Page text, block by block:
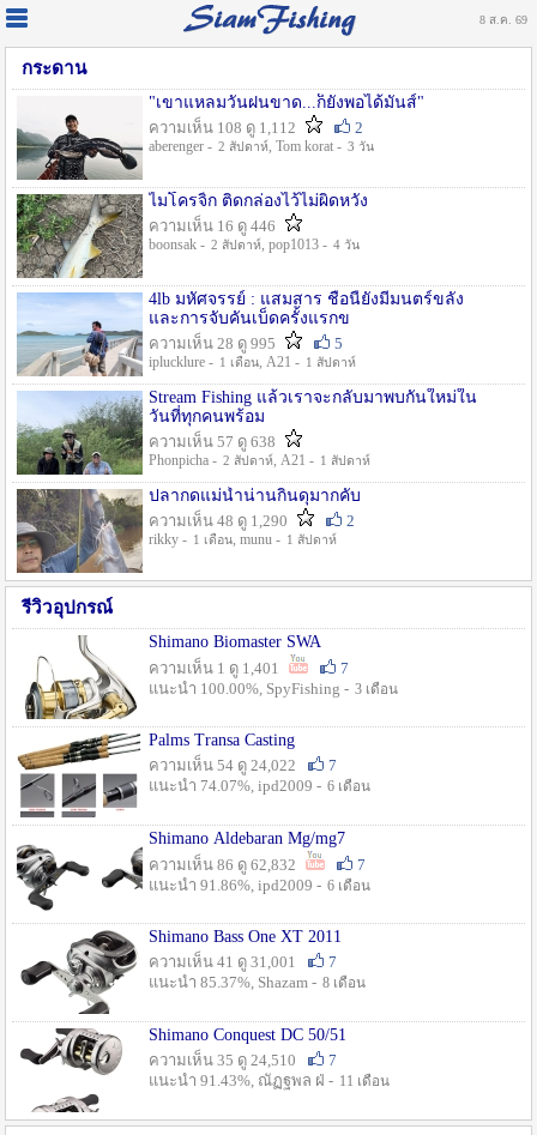
8 ส.ค. 69
กระดาน
"เขาแหลมวันฝนขาด...ก็ยังพอได้มันส์"
ความเห็น 108 ดู 1,112
2
aberenger - 2 สัปดาห์, Tom korat - 3 วัน
ไมโครจิ้ก ติดกล่องไว้ไม่ผิดหวัง
ความเห็น 16 ดู 446
boonsak - 2 สัปดาห์, pop1013 - 4 วัน
4lb มหัศจรรย์ : แสมสาร ชื่อนี้ยังมีมนตร์ขลัง
และการจับคันเบ็ดครั้งแรกข
ความเห็น 28 ดู 995
5
iplucklure - 1 เดือน, A21 - 1 สัปดาห์
Stream Fishing แล้วเราจะกลับมาพบกันใหม่ใน
วันที่ทุกคนพร้อม
ความเห็น 57 ดู 638
Phonpicha - 2 สัปดาห์, A21 - 1 สัปดาห์
ปลากดแม่น้ำน่านกินดุมากคับ
ความเห็น 48 ดู 1,290
2
rikky - 1 เดือน, munu - 1 สัปดาห์
รีวิวอุปกรณ์
Shimano Biomaster SWA
ความเห็น 1 ดู 1,401
7
แนะนำ 100.00%, SpyFishing - 3 เดือน
Palms Transa Casting
ความเห็น 54 ดู 24,022
7
แนะนำ 74.07%, ipd2009 - 6 เดือน
Shimano Aldebaran Mg/mg7
ความเห็น 86 ดู 62,832
7
แนะนำ 91.86%, ipd2009 - 6 เดือน
Shimano Bass One XT 2011
ความเห็น 41 ดู 31,001
7
แนะนำ 85.37%, Shazam - 8 เดือน
Shimano Conquest DC 50/51
ความเห็น 35 ดู 24,510
7
แนะนำ 91.43%, ณัฏฐพล ฝ่ - 11 เดือน